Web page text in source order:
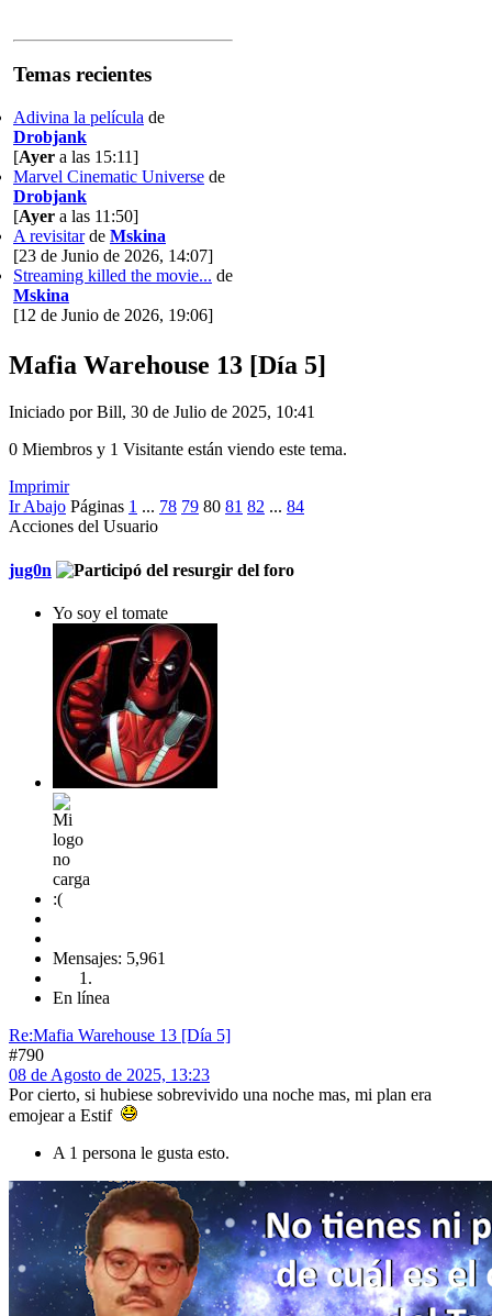
Temas recientes
Adivina la película de
Drobjank
[Ayer a las 15:11]
Marvel Cinematic Universe de
Drobjank
[Ayer a las 11:50]
A revisitarde Mskina
[23 de Junio de 2026, 14:07]
Streaming killed the movie... de
Mskina
[12 de Junio de 2026, 19:06]
Mafia Warehouse 13 [Día 5]
Iniciado por Bill, 30 de Julio de 2025, 10:41
0 Miembros y 1 Visitante están viendo este tema.
Imprimir
Ir Abajo Páginas 1 ... 78 79 80 81 82 ... 84
Acciones del Usuario
jug0n
Yo soy el tomate
Mensajes: 5,961
En línea
Re:Mafia Warehouse 13 [Día 5]
#790
08 de Agosto de 2025, 13:23
Por cierto, si hubiese sobrevivido una noche mas, mi plan era
emojear a Estif
A 1 persona le gusta esto.